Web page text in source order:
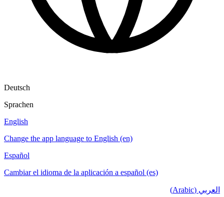
Deutsch
Sprachen
English
Change the app language to English (en)
Español
Cambiar el idioma de la aplicación a español (es)
العربي (Arabic)